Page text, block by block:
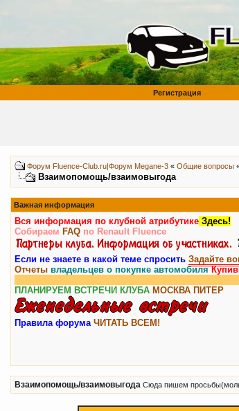
Регистрация
Форум Fluence-Club.ru|Форум Megane-3 « Общие вопросы
Взаимопомощь/взаимовыгода
Важная информация
Вся информация по клубной атрибутике Здесь!
Собираем FAQ по Renault Fluence
Если не знаете в какой теме спросить Задайте
Отчеты владельцев о покупке автомобиля
ПЛАНИРУЕМ ВСТРЕЧИ КЛУБА МОСКВА ПИТЕР
Правила форума ЧИТАТЬ ВСЕМ!
Взаимопомощь/взаимовыгода Сюда пишем